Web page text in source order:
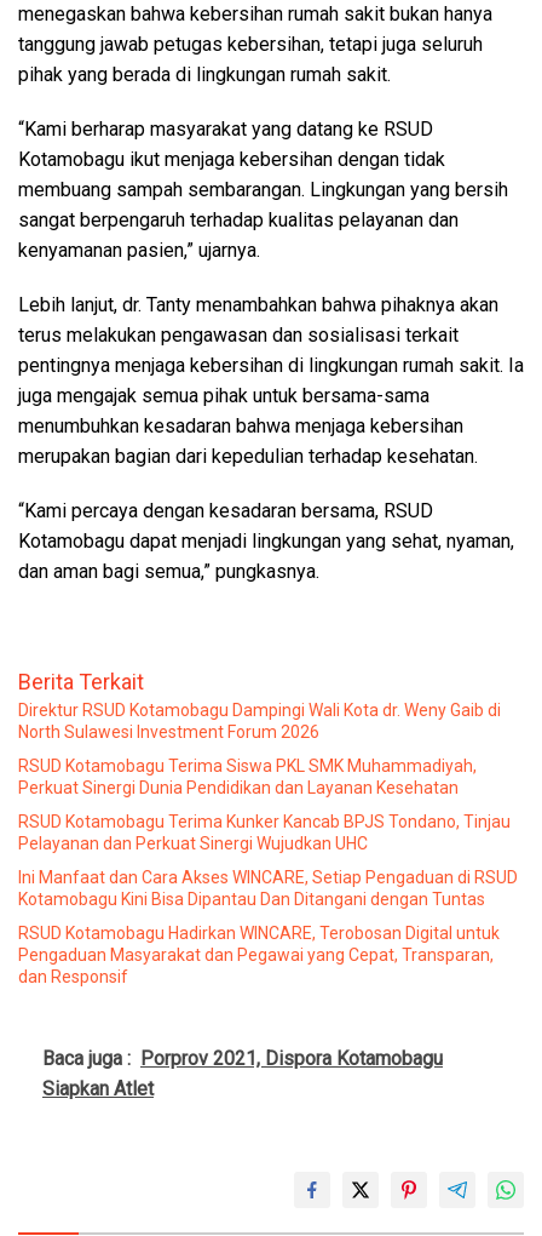
menegaskan bahwa kebersihan rumah sakit bukan hanya
tanggung jawab petugas kebersihan, tetapi juga seluruh
pihak yang berada di lingkungan rumah sakit.
“Kami berharap masyarakat yang datang ke RSUD
Kotamobagu ikut menjaga kebersihan dengan tidak
membuang sampah sembarangan. Lingkungan yang bersih
sangat berpengaruh terhadap kualitas pelayanan dan
kenyamanan pasien,” ujarnya.
Lebih lanjut, dr. Tanty menambahkan bahwa pihaknya akan
terus melakukan pengawasan dan sosialisasi terkait
pentingnya menjaga kebersihan di lingkungan rumah sakit. Ia
juga mengajak semua pihak untuk bersama-sama
menumbuhkan kesadaran bahwa menjaga kebersihan
merupakan bagian dari kepedulian terhadap kesehatan.
“Kami percaya dengan kesadaran bersama, RSUD
Kotamobagu dapat menjadi lingkungan yang sehat, nyaman,
dan aman bagi semua,” pungkasnya.
Berita Terkait
Direktur RSUD Kotamobagu Dampingi Wali Kota dr. Weny Gaib di
North Sulawesi Investment Forum 2026
RSUD Kotamobagu Terima Siswa PKL SMK Muhammadiyah,
Perkuat Sinergi Dunia Pendidikan dan Layanan Kesehatan
RSUD Kotamobagu Terima Kunker Kancab BPJS Tondano, Tinjau
Pelayanan dan Perkuat Sinergi Wujudkan UHC
Ini Manfaat dan Cara Akses WINCARE, Setiap Pengaduan di RSUD
Kotamobagu Kini Bisa Dipantau Dan Ditangani dengan Tuntas
RSUD Kotamobagu Hadirkan WINCARE, Terobosan Digital untuk
Pengaduan Masyarakat dan Pegawai yang Cepat, Transparan,
dan Responsif
Baca juga : Porprov 2021, Dispora Kotamobagu
Siapkan Atlet